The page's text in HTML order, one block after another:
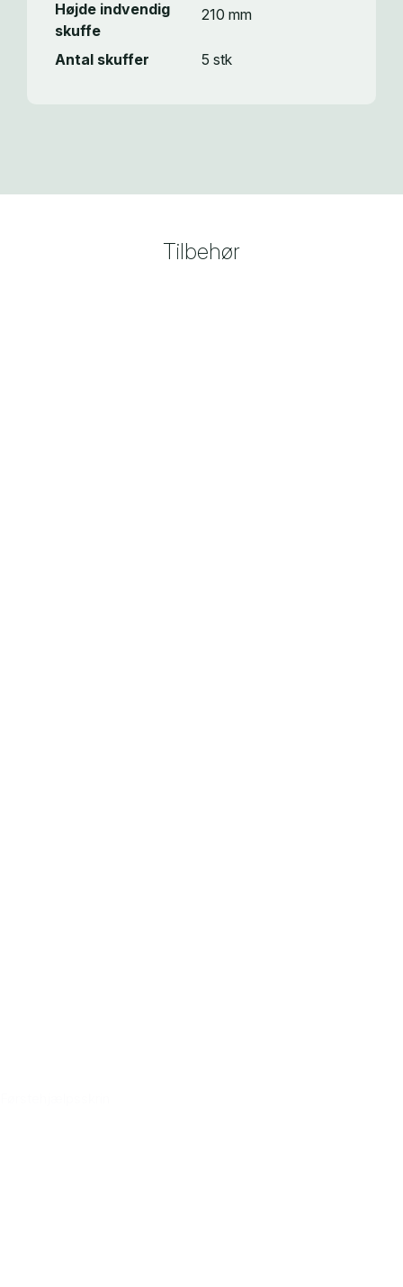
Højde indvendig
skuffe
210 mm
Antal skuffer 5 stk
Tilbehør